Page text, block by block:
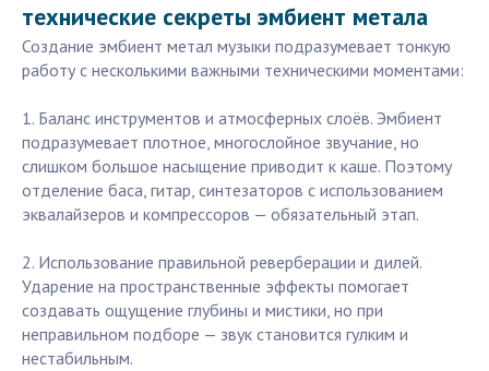
технические секреты эмбиент метала
Создание эмбиент метал музыки подразумевает тонкую
работу с несколькими важными техническими моментами:
1. Баланс инструментов и атмосферных слоёв. Эмбиент
подразумевает плотное, многослойное звучание, но
слишком большое насыщение приводит к каше. Поэтому
отделение баса, гитар, синтезаторов с использованием
эквалайзеров и компрессоров — обязательный этап.
2. Использование правильной реверберации и дилей.
Ударение на пространственные эффекты помогает
создавать ощущение глубины и мистики, но при
неправильном подборе — звук становится гулким и
нестабильным.